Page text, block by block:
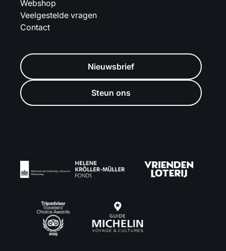
Webshop
Veelgestelde vragen
Contact
Nieuwsbrief
Steun ons